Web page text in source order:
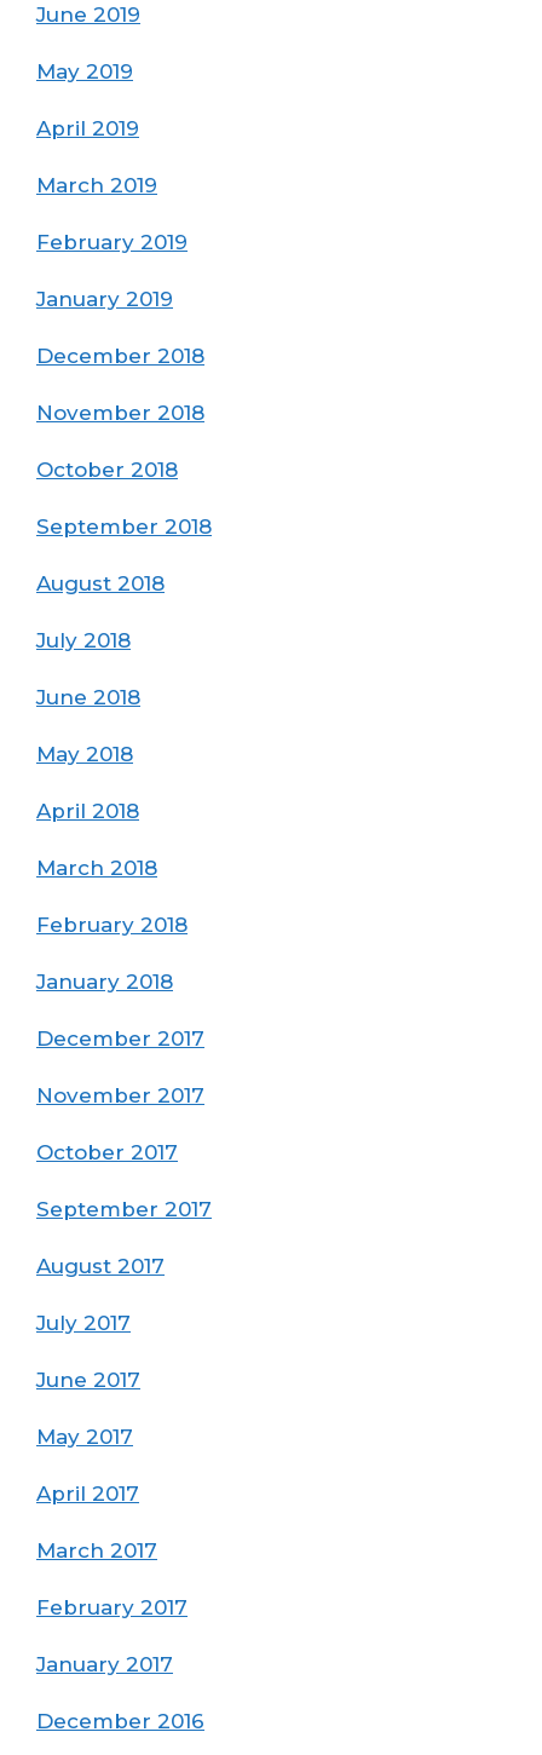
June 2019
May 2019
April 2019
March 2019
February 2019
January 2019
December 2018
November 2018
October 2018
September 2018
August 2018
July 2018
June 2018
May 2018
April 2018
March 2018
February 2018
January 2018
December 2017
November 2017
October 2017
September 2017
August 2017
July 2017
June 2017
May 2017
April 2017
March 2017
February 2017
January 2017
December 2016